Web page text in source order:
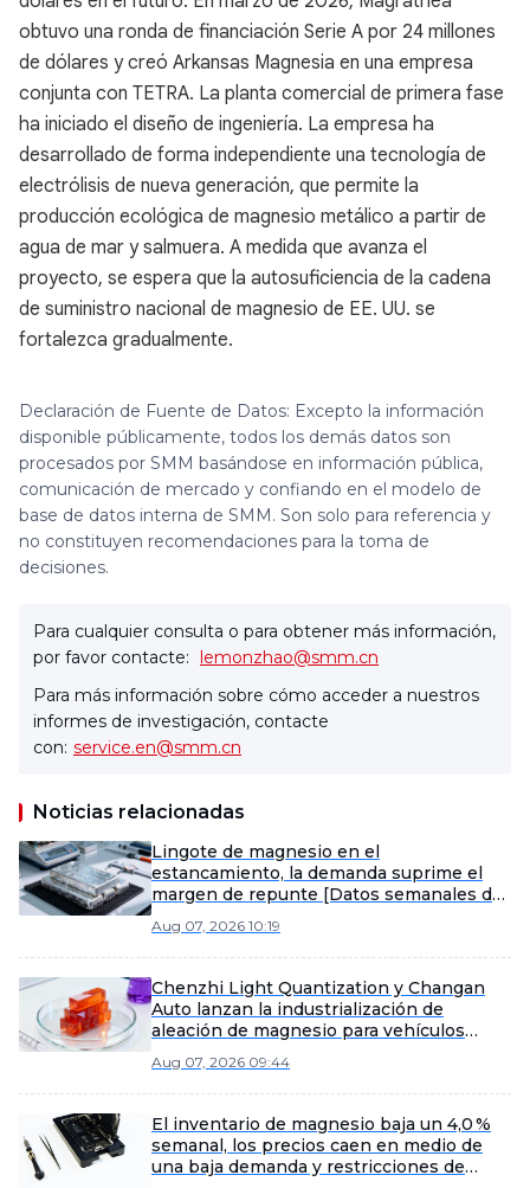
obtuvo una ronda de financiación Serie A por 24 millones
de dólares y creó Arkansas Magnesia en una empresa
conjunta con TETRA. La planta comercial de primera fase
ha iniciado el diseño de ingeniería. La empresa ha
desarrollado de forma independiente una tecnología de
electrólisis de nueva generación, que permite la
producción ecológica de magnesio metálico a partir de
agua de mar y salmuera. A medida que avanza el
proyecto, se espera que la autosuficiencia de la cadena
de suministro nacional de magnesio de EE. UU. se
fortalezca gradualmente.
Declaración de Fuente de Datos: Excepto la información
disponible públicamente, todos los demás datos son
procesados por SMM basándose en información pública,
comunicación de mercado y confiando en el modelo de
base de datos interna de SMM. Son solo para referencia y
no constituyen recomendaciones para la toma de
decisiones.
Para cualquier consulta o para obtener más información,
por favor contacte: lemonzhao@smm.cn
Para más información sobre cómo acceder a nuestros
informes de investigación, contacte
con: service.en@smm.cn
Noticias relacionadas
Lingote de magnesio en el
estancamiento, la demanda suprime el
margen de repunte [Datos semanales de
Aug 07, 2026 10:19
Chenzhi Light Quantization y Changan
Auto lanzan la industrialización de
aleación de magnesio para vehículos
Aug 07, 2026 09:44
El inventario de magnesio baja un 4,0 %
semanal, los precios caen en medio de
una baja demanda y restricciones de